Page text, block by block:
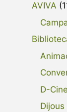
AVIVA
D-Cine